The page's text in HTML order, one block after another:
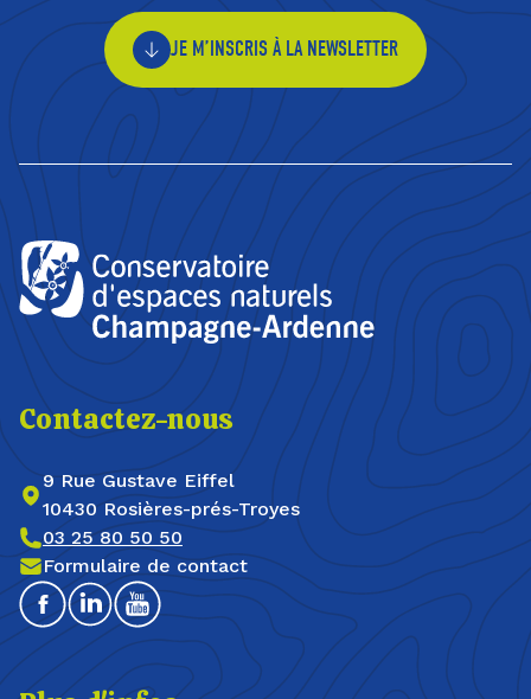
JE M’INSCRIS À LA NEWSLETTER
Contactez-nous
9 Rue Gustave Eiffel
10430 Rosières-prés-Troyes
03 25 80 50 50
Formulaire de contact
FacebookLinkedinYoutube